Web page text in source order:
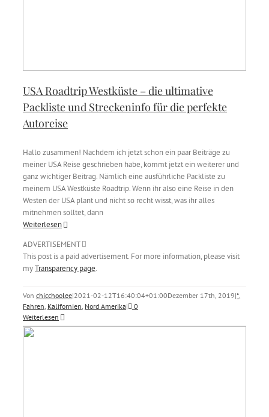
USA Roadtrip Westküste – die ultimative
Packliste und Streckeninfo für die perfekte
Autoreise
Hallo zusammen! Nachdem ich jetzt schon ein paar Beiträge zu
meiner USA Reise geschrieben habe, kommt jetzt ein weiterer und
ganz wichtiger Beitrag. Nämlich eine ausführliche Packliste zu
meinem USA Westküste Roadtrip. Wenn ihr also eine Reise in den
Westen der USA plant und nicht so recht wisst, was ihr alles
mitnehmen solltet, dann
Weiterlesen
ADVERTISEMENT
This post is a paid advertisement. For more information, please visit
myTransparency page.
Von chicchoolee|2021-02-12T16:40:04+01:00Dezember 17th, 2019|*,
Fahren, Kalifornien, Nord Amerika|
0
Weiterlesen